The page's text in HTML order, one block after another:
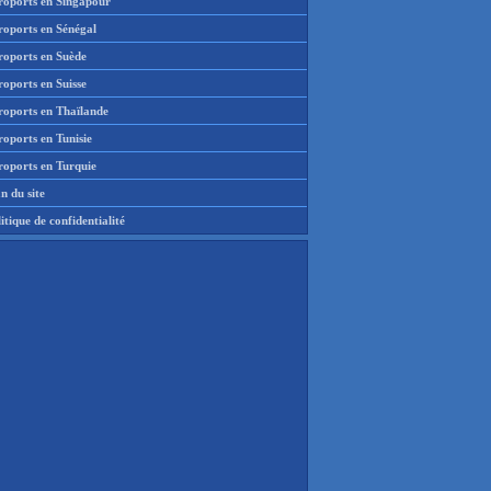
en Sénégal
en Suède
en Suisse
en Thaïlande
en Tunisie
en Turquie
du site
de confidentialité